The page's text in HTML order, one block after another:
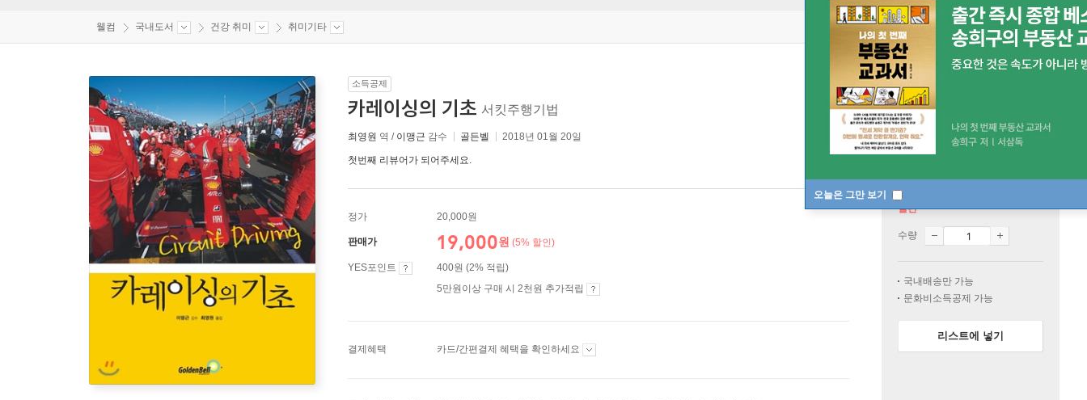
오늘은 그만 보기
웰컴 국내도서 건강 취미 취미기타
소득공제
카레이싱의 기초 서킷주행기법
최영원 역 / 이맹근 감수 골든벨 2018년 01월 20일
첫번째 리뷰어가 되어주세요.
정가 20,000원
판매가 19,000원 (5% 할인)
YES포인트
400원 (2% 적립)
5만원이상 구매 시 2천원 추가적립
결제혜택 카드/간편결제 혜택을 확인하세요
절판
수량
국내배송만 가능
문화비소득공제 가능
리스트에 넣기